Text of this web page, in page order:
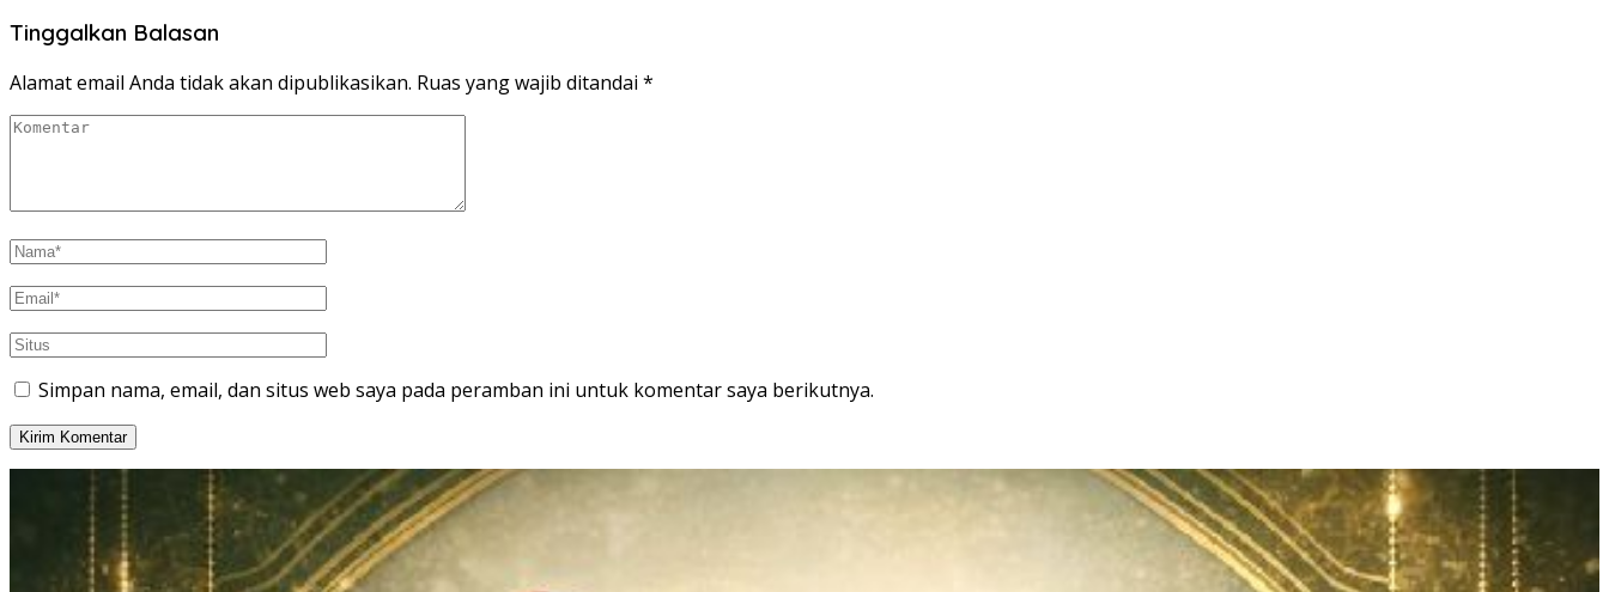
Tinggalkan Balasan
Alamat email Anda tidak akan dipublikasikan. Ruas yang wajib ditandai *
Simpan nama, email, dan situs web saya pada peramban ini untuk komentar saya berikutnya.